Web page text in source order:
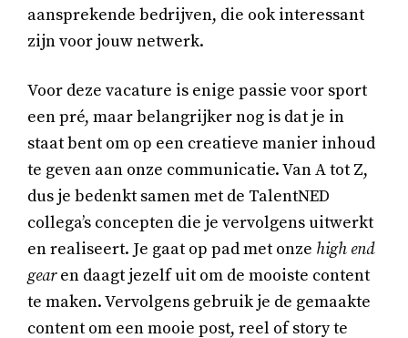
aansprekende bedrijven, die ook interessant
zijn voor jouw netwerk.
Voor deze vacature is enige passie voor sport
een pré, maar belangrijker nog is dat je in
staat bent om op een creatieve manier inhoud
te geven aan onze communicatie. Van A tot Z,
dus je bedenkt samen met de TalentNED
collega’s concepten die je vervolgens uitwerkt
en realiseert. Je gaat op pad met onze high end
gearen daagt jezelf uit om de mooiste content
te maken. Vervolgens gebruik je de gemaakte
content om een mooie post, reel of story te